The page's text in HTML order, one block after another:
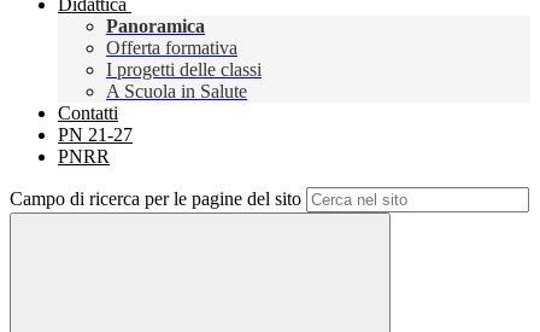
Didattica
Panoramica
Offerta formativa
I progetti delle classi
A Scuola in Salute
Contatti
PN 21-27
PNRR
Campo di ricerca per le pagine del sito